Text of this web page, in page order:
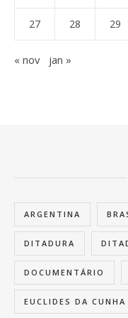
27 28 29
« nov jan »
ARGENTINA
DITADURA
DOCUMENTÁRIO
EUCLIDES DA CUNHA